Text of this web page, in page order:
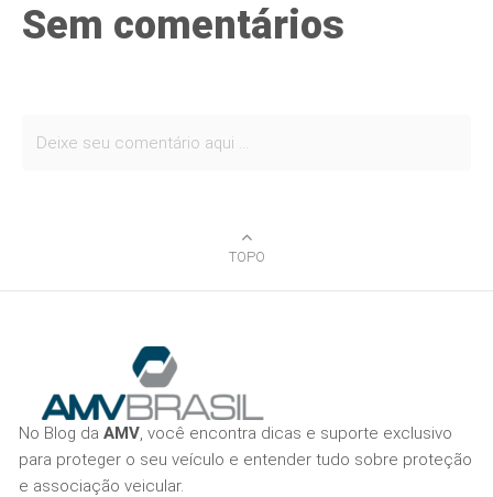
Sem comentários
TOPO
No Blog da AMV, você encontra dicas e suporte exclusivo
para proteger o seu veículo e entender tudo sobre proteção
e associação veicular.